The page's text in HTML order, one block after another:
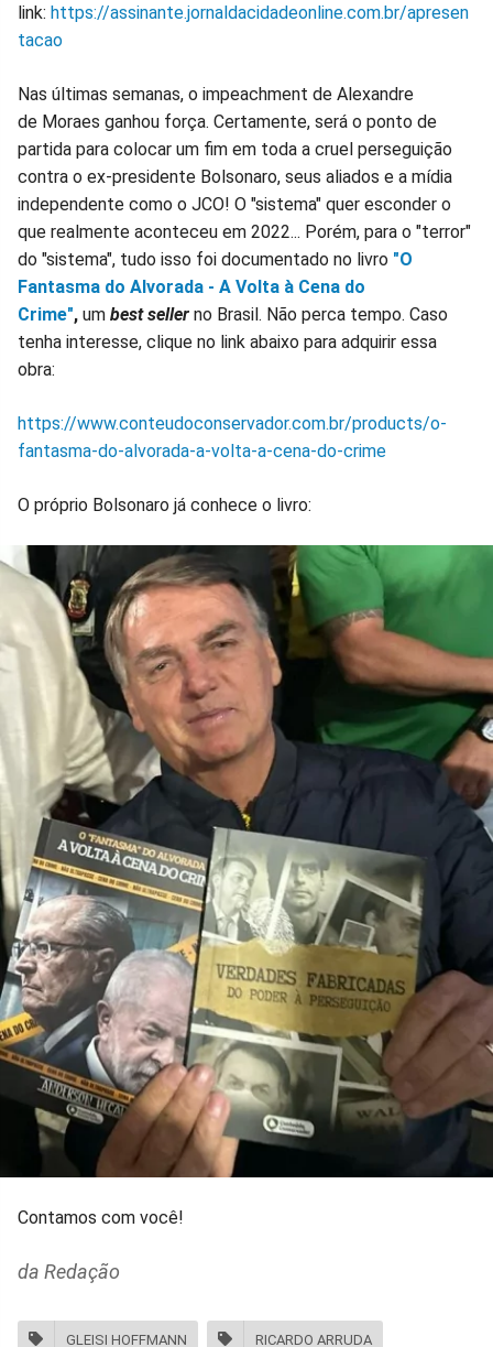
link: https://assinante.jornaldacidadeonline.com.br/apresen
tacao
Nas últimas semanas, o impeachment de Alexandre
de Moraes ganhou força. Certamente, será o ponto de
partida para colocar um fim em toda a cruel perseguição
contra o ex-presidente Bolsonaro, seus aliados e a mídia
independente como o JCO! O "sistema" quer esconder o
que realmente aconteceu em 2022... Porém, para o "terror"
do "sistema", tudo isso foi documentado no livro "O
Fantasma do Alvorada - A Volta à Cena do
Crime", um best seller no Brasil. Não perca tempo. Caso
tenha interesse, clique no link abaixo para adquirir essa
obra:
https://www.conteudoconservador.com.br/products/o-
fantasma-do-alvorada-a-volta-a-cena-do-crime
O próprio Bolsonaro já conhece o livro:
Contamos com você!
da Redação
GLEISI HOFFMANN RICARDO ARRUDA